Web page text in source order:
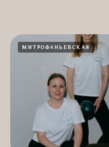
МИТРОФАНЬЕВСКАЯ